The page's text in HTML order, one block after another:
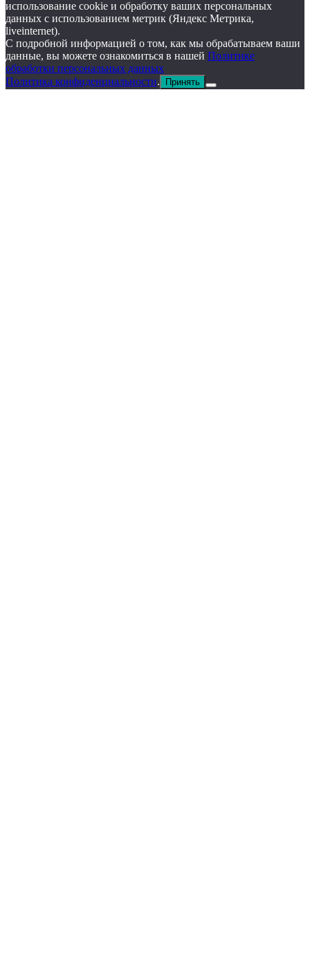
использование cookie и обработку ваших персональных
данных с использованием метрик (Яндекс Метрика,
liveinternet).
С подробной информацией о том, как мы обрабатываем ваши
данные, вы можете ознакомиться в нашей Политике
обработки персональных данных
Политика конфиденциальности. Принять